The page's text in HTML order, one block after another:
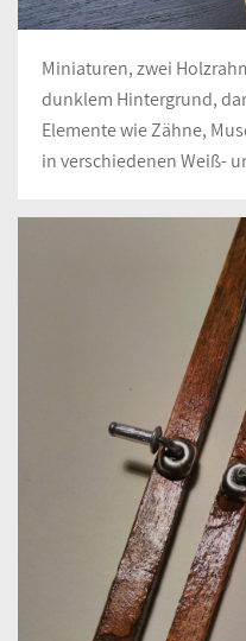
Miniaturen, zwei
dunklem Hintergrund,
Elemente wie Zähne,
in verschiedenen Weiß-